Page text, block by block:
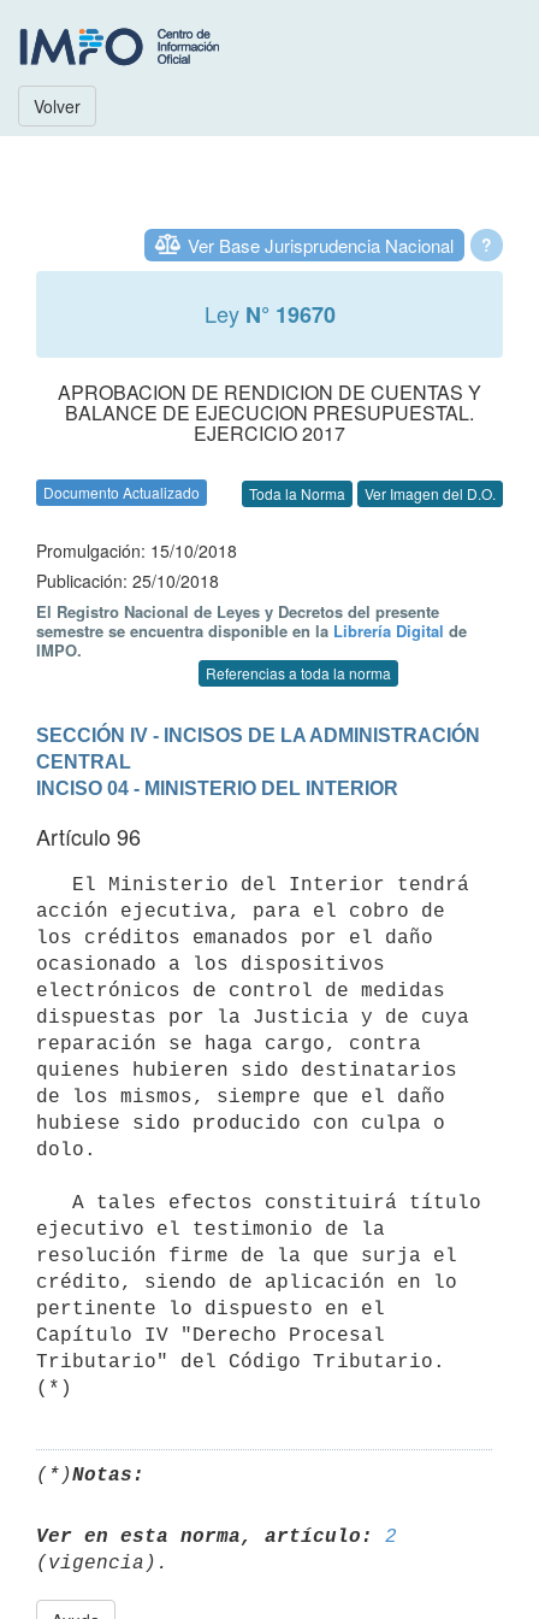
Volver
?
Ver Base Jurisprudencia Nacional
Ley N° 19670
APROBACION DE RENDICION DE CUENTAS Y
BALANCE DE EJECUCION PRESUPUESTAL.
EJERCICIO 2017
Documento Actualizado Toda la Norma Ver Imagen del D.O.
Promulgación: 15/10/2018
Publicación: 25/10/2018
El Registro Nacional de Leyes y Decretos del presente
semestre se encuentra disponible en la Librería Digital de
IMPO.
Referencias a toda la norma
SECCIÓN IV - INCISOS DE LA ADMINISTRACIÓN
CENTRAL
INCISO 04 - MINISTERIO DEL INTERIOR
Artículo 96
acción ejecutiva, para el cobro de
los créditos emanados por el daño
ocasionado a los dispositivos
electrónicos de control de medidas
dispuestas por la Justicia y de cuya
reparación se haga cargo, contra
quienes hubieren sido destinatarios
de los mismos, siempre que el daño
hubiese sido producido con culpa o
dolo.
ejecutivo el testimonio de la
resolución firme de la que surja el
crédito, siendo de aplicación en lo
pertinente lo dispuesto en el
Capítulo IV "Derecho Procesal
Tributario" del Código Tributario.
(*)Notas:
Ver en esta norma, artículo:
2